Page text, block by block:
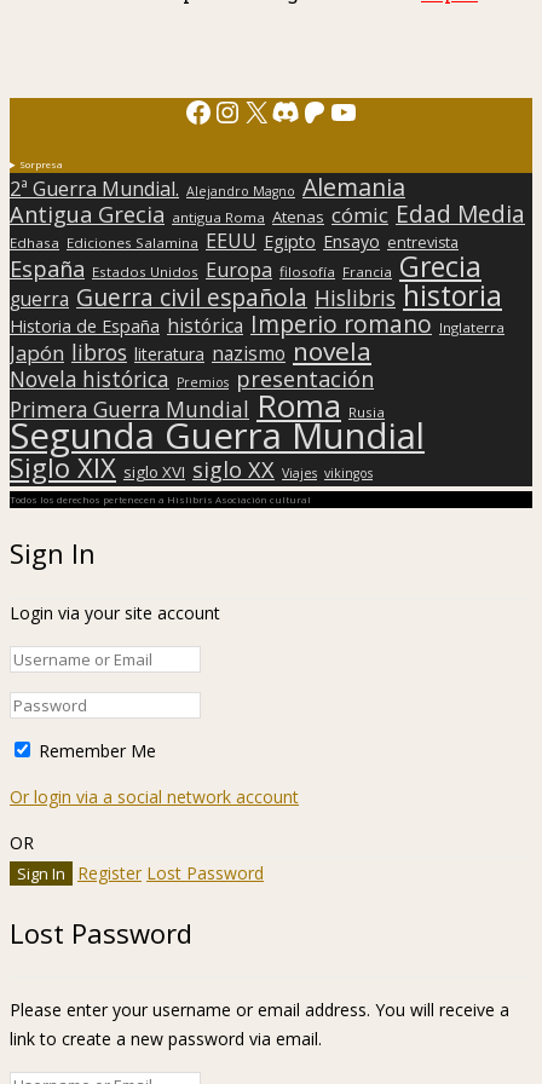
Facebook
Instagram
X Discord
Patreon
YouTube
Sorpresa
2ª Guerra Mundial. Alejandro Magno Alemania
Antigua Grecia antigua Roma Atenas cómic Edad Media
Edhasa Ediciones Salamina EEUU Egipto Ensayo entrevista
España Estados Unidos Europa filosofía Francia Grecia
guerra Guerra civil española Hislibris historia
Historia de España histórica Imperio romano Inglaterra
Japón libros literatura nazismo novela
Novela histórica Premios presentación
Primera Guerra Mundial Roma Rusia
Segunda Guerra Mundial
Siglo XIX siglo XVI siglo XX Viajes vikingos
Todos los derechos pertenecen a Hislibris Asociación cultural
Sign In
Login via your site account
Remember Me
Or login via a social network account
OR
Register Lost Password
Lost Password
Please enter your username or email address. You will receive a
link to create a new password via email.